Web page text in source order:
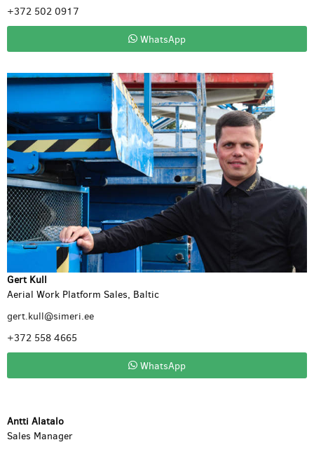
+372 502 0917
WhatsApp
Gert Kull
Aerial Work Platform Sales, Baltic
gert.kull@simeri.ee
+372 558 4665
WhatsApp
Antti Alatalo
Sales Manager